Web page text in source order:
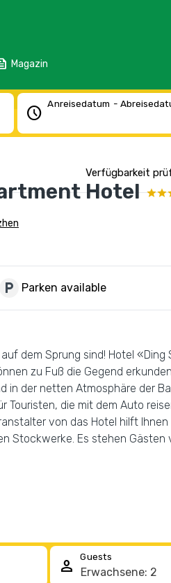
Magazin
schedule Anreisedatum -
Verfügbarkeit
Hotel
local_parking Parken available
dem Sprung sind! Hotel
zu Fuß die Gegend
in der netten Atmosphäre der
Touristen, die mit dem Auto
von das Hotel hilft
Stockwerke. Es stehen
person Guests